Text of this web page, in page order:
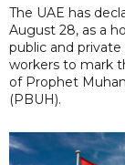
The UAE has
August 28, as a
public and
workers to mark
of Prophet
(PBUH).